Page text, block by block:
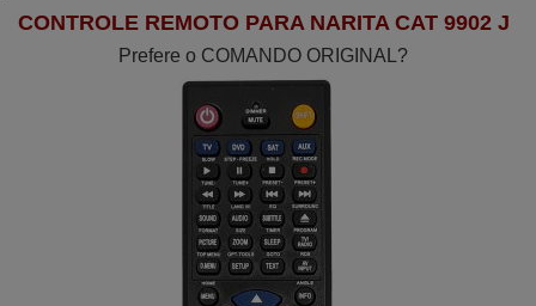
CONTROLE REMOTO PARA NARITA CAT 9902 J
Prefere o COMANDO ORIGINAL?